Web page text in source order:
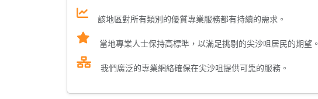
該地區對所有類別的優質專業服務都有持續的需求。
當地專業人士保持高標準，以滿足挑剔的尖沙咀居民的期望。
我們廣泛的專業網絡確保在尖沙咀提供可靠的服務。